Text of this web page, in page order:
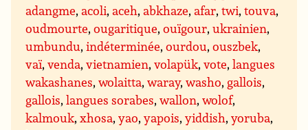
adangme,acoli,aceh,abkhaze,afar,twi,touva,
oudmourte,ougaritique,ouïgour,ukrainien,
umbundu,indéterminée,ourdou,ouszbek,
vaï,venda,vietnamien,volapük,vote,langues
wakashanes,wolaitta,waray,washo, gallois,
gallois,langues sorabes,wallon,wolof,
kalmouk,xhosa,yao,yapois,yiddish,yoruba,